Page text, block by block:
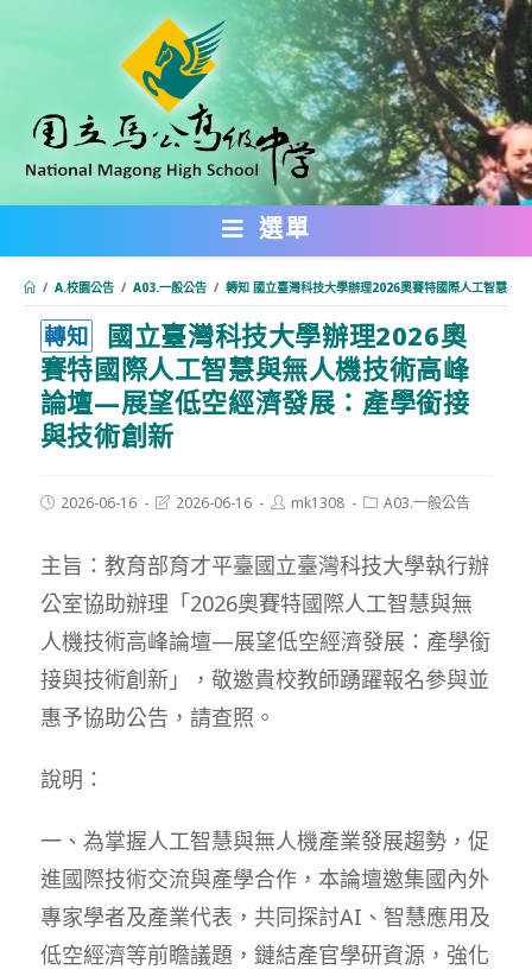
內
選單
/ A.校園公告 / A03.一般公告 / 轉知 國立臺灣科技大學辦理2026奧賽特國際人工智慧與
轉知
國立臺灣科技大學辦理2026奧
賽特國際人工智慧與無人機技術高峰
論壇—展望低空經濟發展：產學銜接
與技術創新
Post2026-06-16
Post2026-06-16
Postmk1308
PostA03.一般公告
主旨：教育部育才平臺國立臺灣科技大學執行辦
公室協助辦理「2026奧賽特國際人工智慧與無
人機技術高峰論壇—展望低空經濟發展：產學銜
接與技術創新」，敬邀貴校教師踴躍報名參與並
惠予協助公告，請查照。
說明：
一、為掌握人工智慧與無人機產業發展趨勢，促
進國際技術交流與產學合作，本論壇邀集國內外
專家學者及產業代表，共同探討AI、智慧應用及
低空經濟等前瞻議題，鏈結產官學研資源，強化